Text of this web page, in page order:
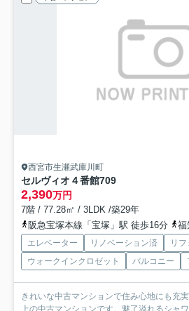
西宮市生瀬武庫川町
セルヴィオ４番館709
2,390万円
7階 / 77.28㎡ / 3LDK /築29年
阪急宝塚本線「宝塚」駅 徒歩16分
福
エレベーター リノベーション済
リ
ウォークインクロゼット
バルコニー
きれいな中古マンションで住み心地にも充
上の中古マンションです。魅了溢れるシャ